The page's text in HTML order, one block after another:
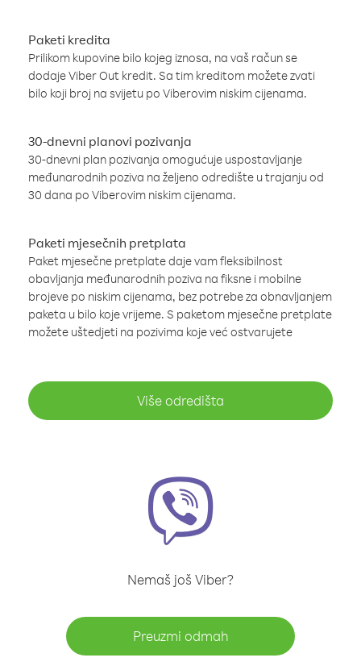
Paketi kredita
Prilikom kupovine bilo kojeg iznosa, na vaš račun se
dodaje Viber Out kredit. Sa tim kreditom možete zvati
bilo koji broj na svijetu po Viberovim niskim cijenama.
30-dnevni planovi pozivanja
30-dnevni plan pozivanja omogućuje uspostavljanje
međunarodnih poziva na željeno odredište u trajanju od
30 dana po Viberovim niskim cijenama.
Paketi mjesečnih pretplata
Paket mjesečne pretplate daje vam fleksibilnost
obavljanja međunarodnih poziva na fiksne i mobilne
brojeve po niskim cijenama, bez potrebe za obnavljanjem
paketa u bilo koje vrijeme. S paketom mjesečne pretplate
možete uštedjeti na pozivima koje već ostvarujete
Više odredišta
Nemaš još Viber?
Preuzmi odmah